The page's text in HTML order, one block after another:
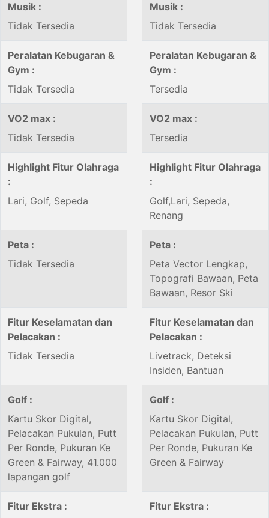
Musik :
Tidak Tersedia
Musik :
Tidak Tersedia
Peralatan Kebugaran &
Gym :
Tidak Tersedia
Peralatan Kebugaran &
Gym :
Tersedia
VO2 max :
Tidak Tersedia
VO2 max :
Tersedia
Highlight Fitur Olahraga
:
Lari, Golf, Sepeda
Highlight Fitur Olahraga
:
Golf,Lari, Sepeda,
Renang
Peta :
Tidak Tersedia
Peta :
Peta Vector Lengkap,
Topografi Bawaan, Peta
Bawaan, Resor Ski
Fitur Keselamatan dan
Pelacakan :
Tidak Tersedia
Fitur Keselamatan dan
Pelacakan :
Livetrack, Deteksi
Insiden, Bantuan
Golf :
Kartu Skor Digital,
Pelacakan Pukulan, Putt
Per Ronde, Pukuran Ke
Green & Fairway, 41.000
lapangan golf
Golf :
Kartu Skor Digital,
Pelacakan Pukulan, Putt
Per Ronde, Pukuran Ke
Green & Fairway
Fitur Ekstra : Fitur Ekstra :